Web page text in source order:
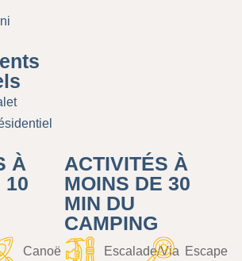
À
10
Canoë
ACTIVITÉS À
MOINS DE 30
MIN DU
CAMPING
Escalade/Via Escape